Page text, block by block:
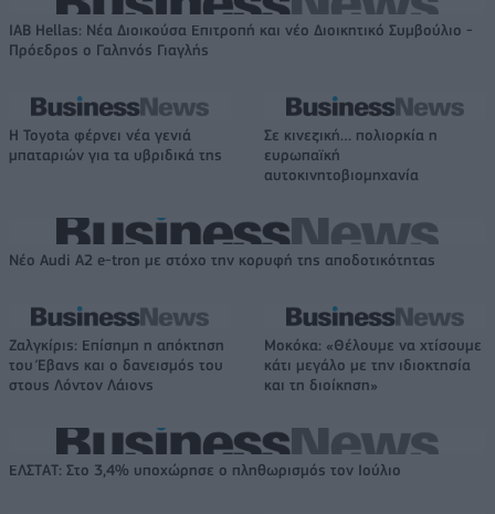
IAB Hellas: Νέα Διοικούσα Επιτροπή και νέο Διοικητικό Συμβούλιο -
Πρόεδρος ο Γαληνός Γιαγλής
Η Toyota φέρνει νέα γενιά
μπαταριών για τα υβριδικά της
Σε κινεζική… πολιορκία η
ευρωπαϊκή
αυτοκινητοβιομηχανία
Νέο Audi A2 e-tron με στόχο την κορυφή της αποδοτικότητας
Ζαλγκίρις: Επίσημη η απόκτηση
του Έβανς και ο δανεισμός του
στους Λόντον Λάιονς
Μοκόκα: «Θέλουμε να χτίσουμε
κάτι μεγάλο με την ιδιοκτησία
και τη διοίκηση»
ΕΛΣΤΑΤ: Στο 3,4% υποχώρησε ο πληθωρισμός τον Ιούλιο